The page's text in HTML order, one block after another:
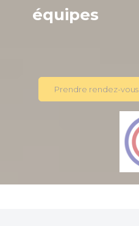
équipes
Prendre rendez-vous